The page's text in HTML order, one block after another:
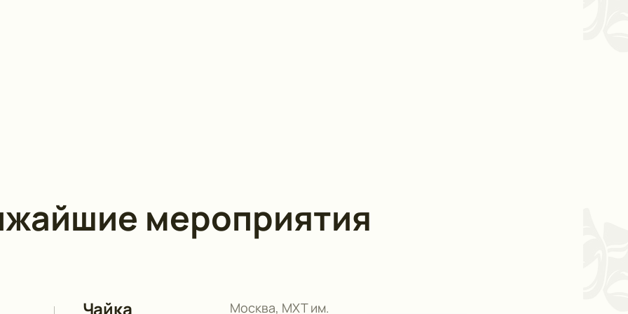
мероприятия
Чайка Москва, МХТ им.